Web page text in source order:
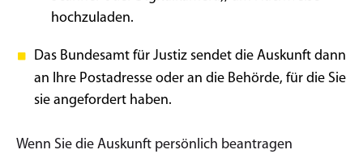
hochzuladen.
Das Bundesamt für Justiz sendet die Auskunft dann
an Ihre Postadresse oder an die Behörde, für die Sie
sie angefordert haben.
Wenn Sie die Auskunft persönlich beantragen